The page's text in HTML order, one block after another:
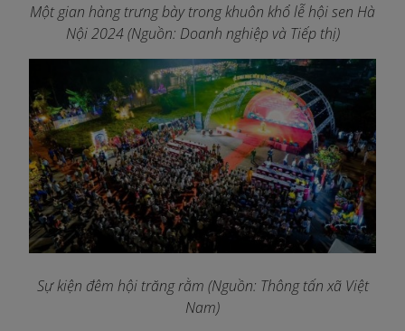
Một gian hàng trưng bày trong khuôn khổ lễ hội sen Hà
Nội 2024 (Nguồn: Doanh nghiệp và Tiếp thị)
Sự kiện đêm hội trăng rằm (Nguồn: Thông tấn xã Việt
Nam)